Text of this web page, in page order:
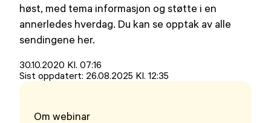
høst, med tema informasjon og støtte i en
annerledes hverdag. Du kan se opptak av alle
sendingene her.
Lagt
ut
på
30.10.2020 Kl. 07:16
Sist oppdatert: 26.08.2025 Kl. 12:35
Om webinar